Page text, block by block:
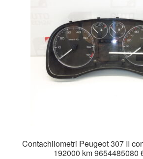
Contachilometri Peugeot 307 II
192000 km 9654485080